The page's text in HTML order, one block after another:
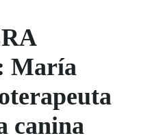
María
canina